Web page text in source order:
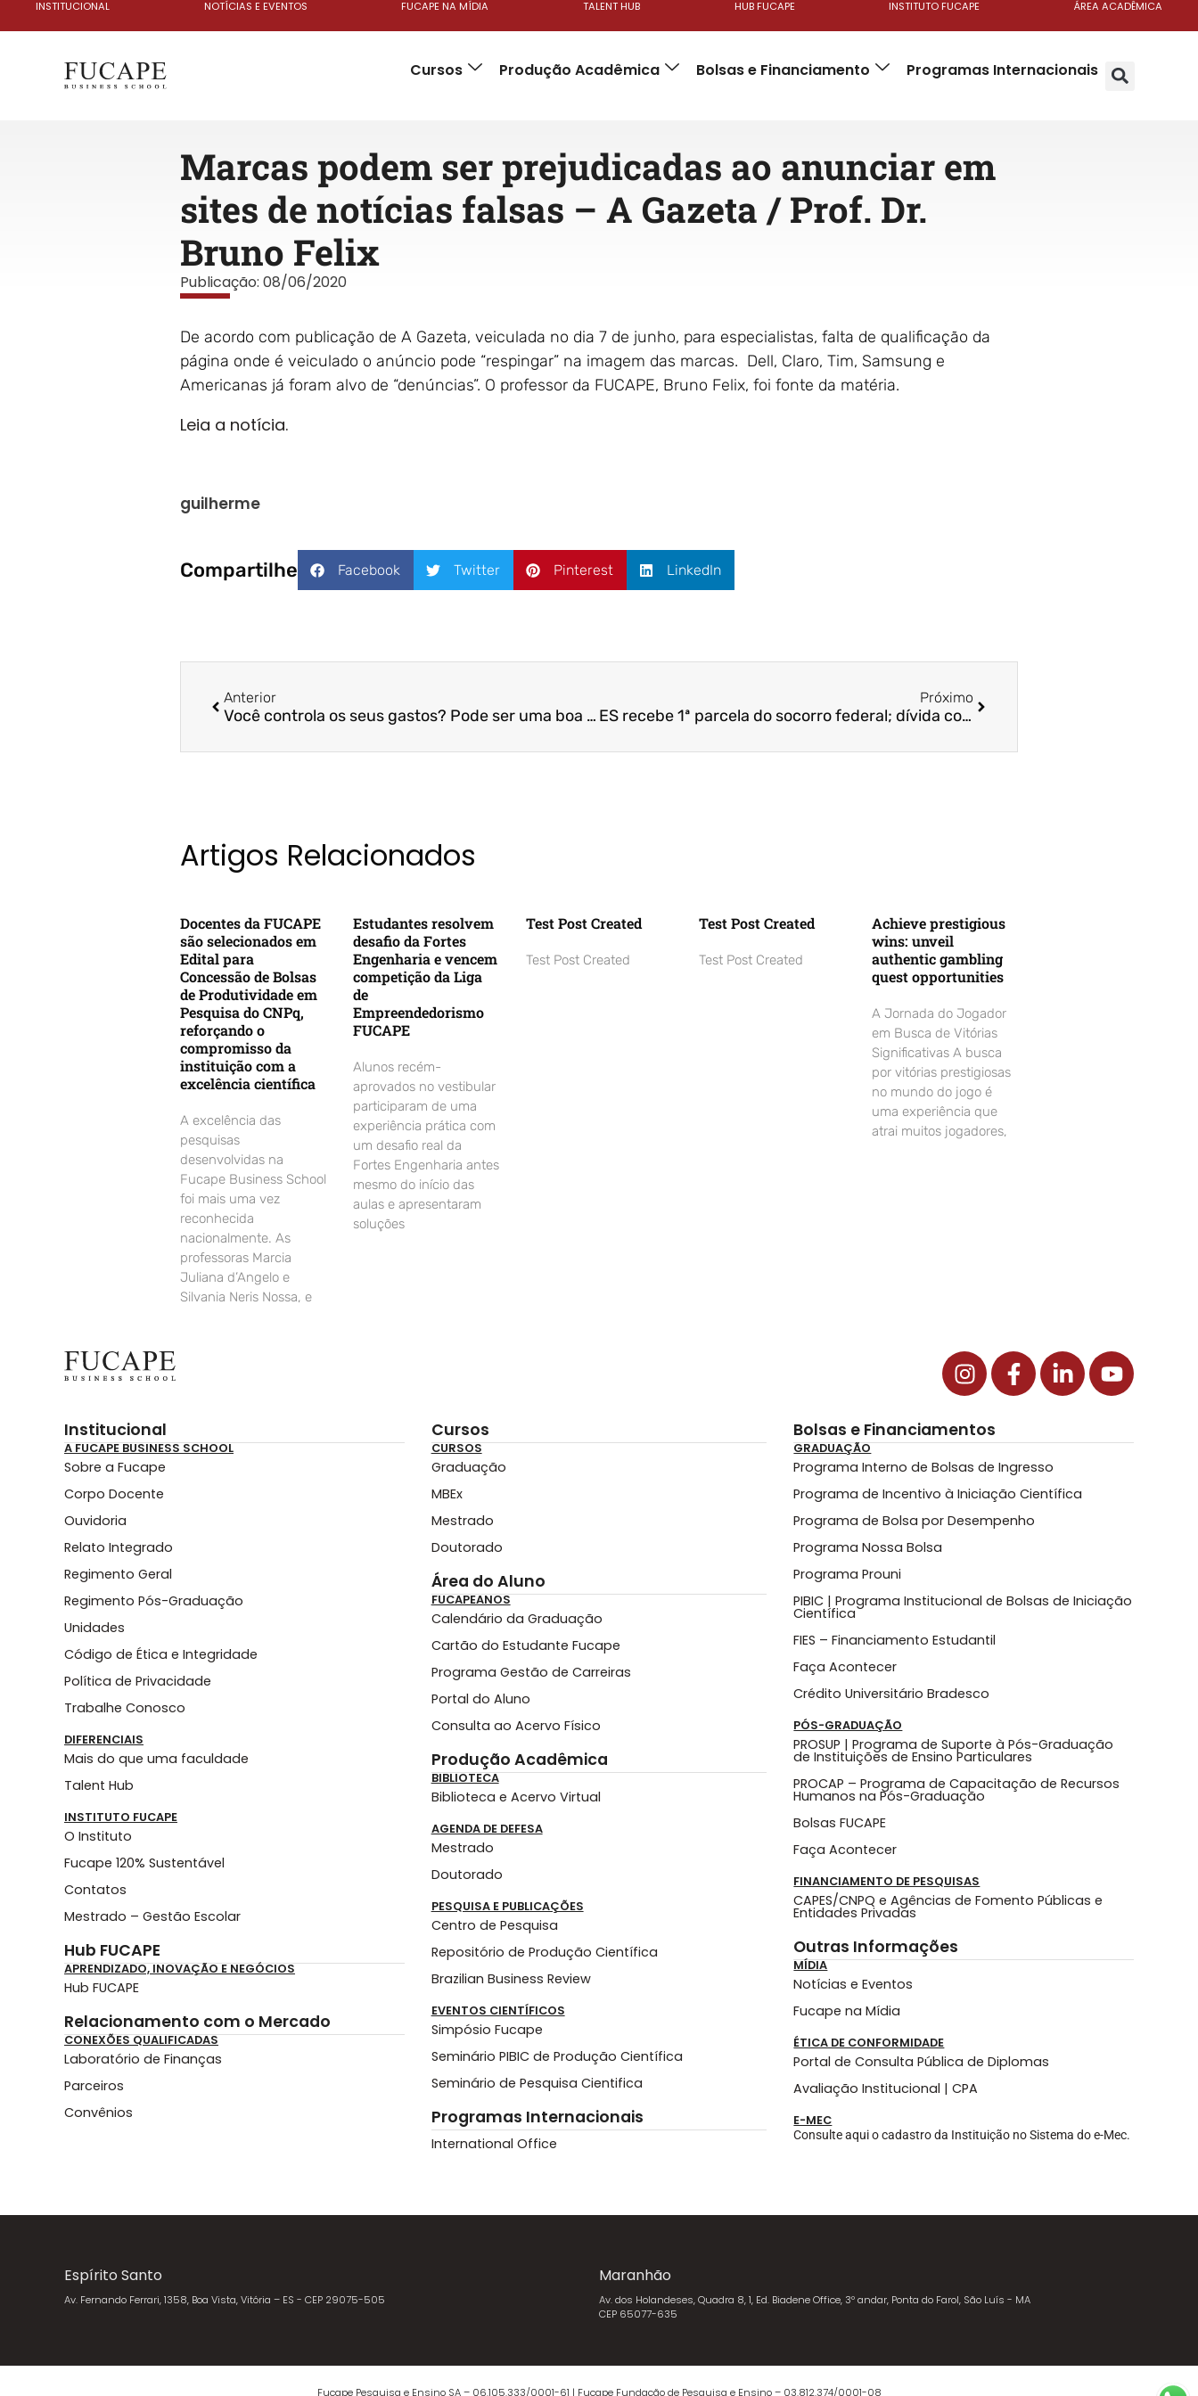
INSTITUCIONAL NOTÍCIAS E EVENTOS FUCAPE NA MÍDIA TALENT HUB HUB FUCAPE INSTITUTO FUCAPE ÁREA ACADÊMICA
Cursos Produção Acadêmica Bolsas e Financiamento Programas Internacionais
Marcas podem ser prejudicadas ao anunciar em
sites de notícias falsas – A Gazeta / Prof. Dr.
Bruno Felix
Publicação: 08/06/2020
De acordo com publicação de A Gazeta, veiculada no dia 7 de junho, para especialistas, falta de qualificação da
página onde é veiculado o anúncio pode “respingar” na imagem das marcas. Dell, Claro, Tim, Samsung e
Americanas já foram alvo de “denúncias”. O professor da FUCAPE, Bruno Felix, foi fonte da matéria.
Leia a notícia.
guilherme
Compartilhe Facebook Twitter Pinterest LinkedIn
Anterior
Você controla os seus gastos? Pode ser uma boa hora para iniciar esta prática – Folha Vitória / Prof. Dr. Aziz Beiruth
Próximo
ES recebe 1ª parcela do socorro federal; dívida com BNDES é suspensa – A Gazeta / Prof. Dr. Bruno Funchal
Artigos Relacionados
Docentes da FUCAPE
são selecionados em
Edital para
Concessão de Bolsas
de Produtividade em
Pesquisa do CNPq,
reforçando o
compromisso da
instituição com a
excelência científica
A excelência das
pesquisas
desenvolvidas na
Fucape Business School
foi mais uma vez
reconhecida
nacionalmente. As
professoras Marcia
Juliana d’Angelo e
Silvania Neris Nossa, e
Estudantes resolvem
desafio da Fortes
Engenharia e vencem
competição da Liga
de
Empreendedorismo
FUCAPE
Alunos recém-
aprovados no vestibular
participaram de uma
experiência prática com
um desafio real da
Fortes Engenharia antes
mesmo do início das
aulas e apresentaram
soluções
Test Post Created
Test Post Created
Test Post Created
Test Post Created
Achieve prestigious
wins: unveil
authentic gambling
quest opportunities
A Jornada do Jogador
em Busca de Vitórias
Significativas A busca
por vitórias prestigiosas
no mundo do jogo é
uma experiência que
atrai muitos jogadores,
Institucional
A FUCAPE BUSINESS SCHOOL
Sobre a Fucape
Corpo Docente
Ouvidoria
Relato Integrado
Regimento Geral
Regimento Pós-Graduação
Unidades
Código de Ética e Integridade
Política de Privacidade
Trabalhe Conosco
DIFERENCIAIS
Mais do que uma faculdade
Talent Hub
INSTITUTO FUCAPE
O Instituto
Fucape 120% Sustentável
Contatos
Mestrado – Gestão Escolar
Hub FUCAPE
APRENDIZADO, INOVAÇÃO E NEGÓCIOS
Hub FUCAPE
Relacionamento com o Mercado
CONEXÕES QUALIFICADAS
Laboratório de Finanças
Parceiros
Convênios
Cursos
CURSOS
Graduação
MBEx
Mestrado
Doutorado
Área do Aluno
FUCAPEANOS
Calendário da Graduação
Cartão do Estudante Fucape
Programa Gestão de Carreiras
Portal do Aluno
Consulta ao Acervo Físico
Produção Acadêmica
BIBLIOTECA
Biblioteca e Acervo Virtual
AGENDA DE DEFESA
Mestrado
Doutorado
PESQUISA E PUBLICAÇÕES
Centro de Pesquisa
Repositório de Produção Científica
Brazilian Business Review
EVENTOS CIENTÍFICOS
Simpósio Fucape
Seminário PIBIC de Produção Científica
Seminário de Pesquisa Cientifica
Programas Internacionais
International Office
Bolsas e Financiamentos
GRADUAÇÃO
Programa Interno de Bolsas de Ingresso
Programa de Incentivo à Iniciação Científica
Programa de Bolsa por Desempenho
Programa Nossa Bolsa
Programa Prouni
PIBIC | Programa Institucional de Bolsas de Iniciação
Científica
FIES – Financiamento Estudantil
Faça Acontecer
Crédito Universitário Bradesco
PÓS-GRADUAÇÃO
PROSUP | Programa de Suporte à Pós-Graduação
de Instituições de Ensino Particulares
PROCAP – Programa de Capacitação de Recursos
Humanos na Pós-Graduação
Bolsas FUCAPE
Faça Acontecer
FINANCIAMENTO DE PESQUISAS
CAPES/CNPQ e Agências de Fomento Públicas e
Entidades Privadas
Outras Informações
MÍDIA
Notícias e Eventos
Fucape na Mídia
ÉTICA DE CONFORMIDADE
Portal de Consulta Pública de Diplomas
Avaliação Institucional | CPA
E-MEC
Consulte aqui o cadastro da Instituição no Sistema do e-Mec.
Espírito Santo
Av. Fernando Ferrari, 1358, Boa Vista, Vitória – ES - CEP 29075-505
Maranhão
Av. dos Holandeses, Quadra 8, 1, Ed. Biadene Office, 3º andar, Ponta do Farol, São Luís - MA
CEP 65077-635
Fucape Pesquisa e Ensino SA – 06.105.333/0001-61 | Fucape Fundação de Pesquisa e Ensino – 03.812.374/0001-08